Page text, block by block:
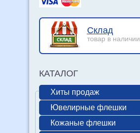
Склад
товар в наличии
КАТАЛОГ
Хиты продаж
Ювелирные флешки
Кожаные флешки